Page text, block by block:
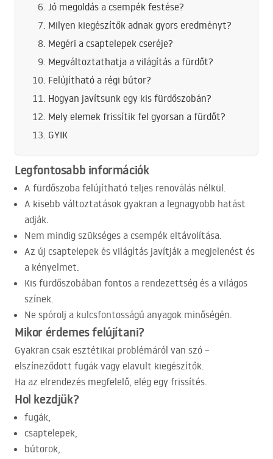
Jó megoldás a csempék festése?
Milyen kiegészítők adnak gyors eredményt?
Megéri a csaptelepek cseréje?
Megváltoztathatja a világítás a fürdőt?
Felújítható a régi bútor?
Hogyan javítsunk egy kis fürdőszobán?
Mely elemek frissítik fel gyorsan a fürdőt?
GYIK
Legfontosabb információk
A fürdőszoba felújítható teljes renoválás nélkül.
A kisebb változtatások gyakran a legnagyobb hatást
adják.
Nem mindig szükséges a csempék eltávolítása.
Az új csaptelepek és világítás javítják a megjelenést és
a kényelmet.
Kis fürdőszobában fontos a rendezettség és a világos
színek.
Ne spórolj a kulcsfontosságú anyagok minőségén.
Mikor érdemes felújítani?
Gyakran csak esztétikai problémáról van szó –
elszíneződött fugák vagy elavult kiegészítők.
Ha az elrendezés megfelelő, elég egy frissítés.
Hol kezdjük?
fugák,
csaptelepek,
bútorok,